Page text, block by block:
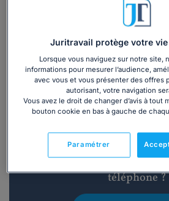
Vous souhaitez un RDV en
avocat ?
Recevoir des devis
3 devis en 48h
téléphone ?
Juritravail protège votre
Lorsque vous naviguez sur notre site,
informations pour mesurer l’audience,
avec vous et vous présenter des offres
autorisant, votre navigation
Vous avez le droit de changer d’avis à tout
bouton cookie en bas à gauche de
Paramétrer